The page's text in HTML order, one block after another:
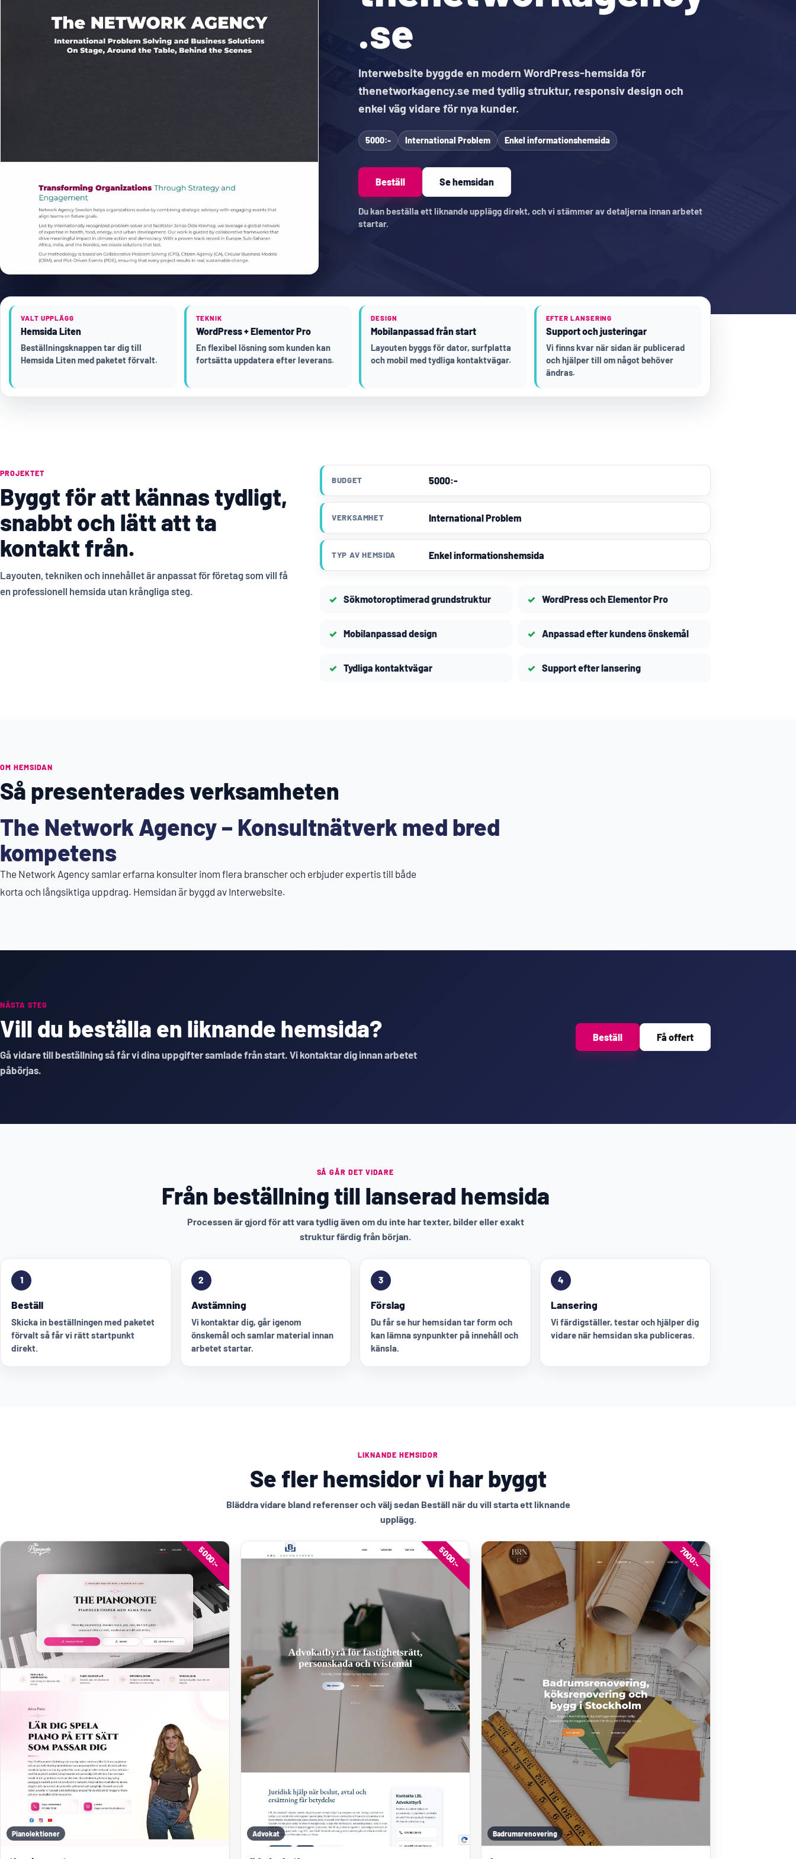
.se
Interwebsite byggde en modern WordPress-hemsida för
thenetworkagency.se med tydlig struktur, responsiv design och
enkel väg vidare för nya kunder.
5000:- International Problem Enkel informationshemsida
Beställ Se hemsidan
Du kan beställa ett liknande upplägg direkt, och vi stämmer av detaljerna innan arbetet
startar.
VALT UPPLÄGG
Hemsida Liten
Beställningsknappen tar dig till
Hemsida Liten med paketet förvalt.
TEKNIK
WordPress + Elementor Pro
En flexibel lösning som kunden kan
fortsätta uppdatera efter leverans.
DESIGN
Mobilanpassad från start
Layouten byggs för dator, surfplatta
och mobil med tydliga kontaktvägar.
EFTER LANSERING
Support och justeringar
Vi finns kvar när sidan är publicerad
och hjälper till om något behöver
ändras.
PROJEKTET
Byggt för att kännas tydligt,
snabbt och lätt att ta
kontakt från.
Layouten, tekniken och innehållet är anpassat för företag som vill få
en professionell hemsida utan krångliga steg.
BUDGET 5000:-
VERKSAMHET International Problem
TYP AV HEMSIDA Enkel informationshemsida
Sökmotoroptimerad grundstruktur WordPress och Elementor Pro
Mobilanpassad design Anpassad efter kundens önskemål
Tydliga kontaktvägar Support efter lansering
OM HEMSIDAN
Så presenterades verksamheten
The Network Agency – Konsultnätverk med bred
kompetens
The Network Agency samlar erfarna konsulter inom flera branscher och erbjuder expertis till både
korta och långsiktiga uppdrag. Hemsidan är byggd av Interwebsite.
NÄSTA STEG
Vill du beställa en liknande hemsida?
Gå vidare till beställning så får vi dina uppgifter samlade från start. Vi kontaktar dig innan arbetet
påbörjas.
Beställ Få offert
SÅ GÅR DET VIDARE
Från beställning till lanserad hemsida
Processen är gjord för att vara tydlig även om du inte har texter, bilder eller exakt
struktur färdig från början.
1
Beställ
Skicka in beställningen med paketet
förvalt så får vi rätt startpunkt
direkt.
2
Avstämning
Vi kontaktar dig, går igenom
önskemål och samlar material innan
arbetet startar.
3
Förslag
Du får se hur hemsidan tar form och
kan lämna synpunkter på innehåll och
känsla.
4
Lansering
Vi färdigställer, testar och hjälper dig
vidare när hemsidan ska publiceras.
LIKNANDE HEMSIDOR
Se fler hemsidor vi har byggt
Bläddra vidare bland referenser och välj sedan Beställ när du vill starta ett liknande
upplägg.
Pianolektioner
5000:-
Advokat
5000:-
Badrumsrenovering
7000:-